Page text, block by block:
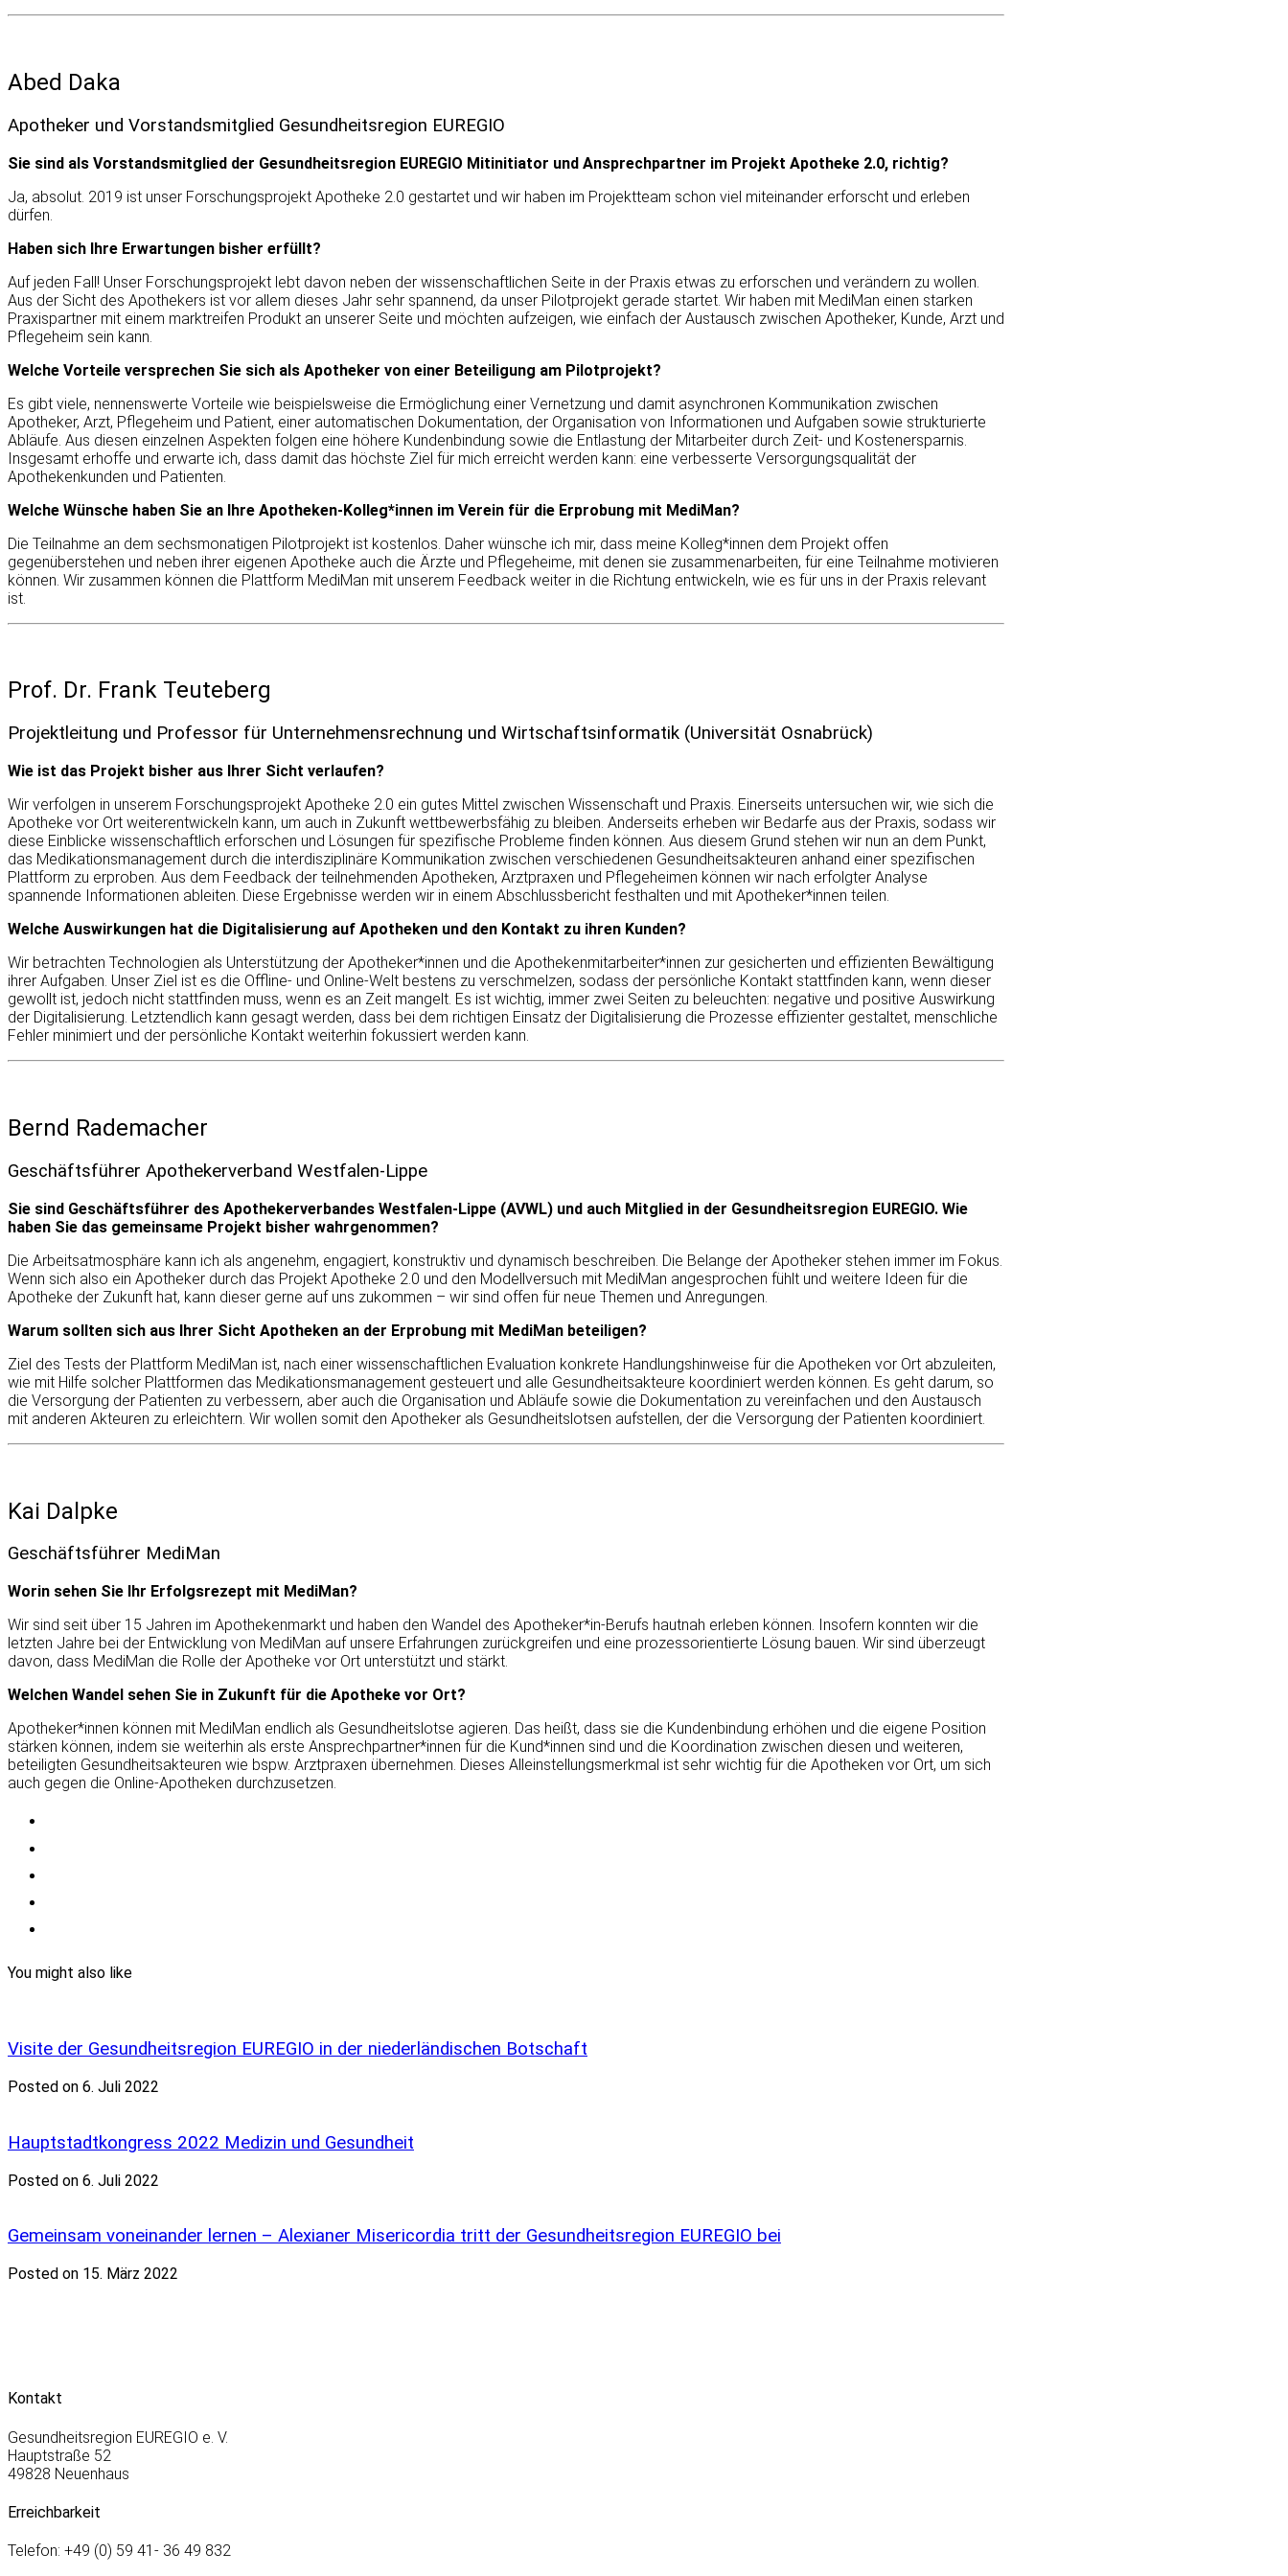
Abed Daka
Apotheker und Vorstandsmitglied Gesundheitsregion EUREGIO
Sie sind als Vorstandsmitglied der Gesundheitsregion EUREGIO Mitinitiator und Ansprechpartner im Projekt Apotheke 2.0, richtig?
Ja, absolut. 2019 ist unser Forschungsprojekt Apotheke 2.0 gestartet und wir haben im Projektteam schon viel miteinander erforscht und erleben
dürfen.
Haben sich Ihre Erwartungen bisher erfüllt?
Auf jeden Fall! Unser Forschungsprojekt lebt davon neben der wissenschaftlichen Seite in der Praxis etwas zu erforschen und verändern zu wollen.
Aus der Sicht des Apothekers ist vor allem dieses Jahr sehr spannend, da unser Pilotprojekt gerade startet. Wir haben mit MediMan einen starken
Praxispartner mit einem marktreifen Produkt an unserer Seite und möchten aufzeigen, wie einfach der Austausch zwischen Apotheker, Kunde, Arzt und
Pflegeheim sein kann.
Welche Vorteile versprechen Sie sich als Apotheker von einer Beteiligung am Pilotprojekt?
Es gibt viele, nennenswerte Vorteile wie beispielsweise die Ermöglichung einer Vernetzung und damit asynchronen Kommunikation zwischen
Apotheker, Arzt, Pflegeheim und Patient, einer automatischen Dokumentation, der Organisation von Informationen und Aufgaben sowie strukturierte
Abläufe. Aus diesen einzelnen Aspekten folgen eine höhere Kundenbindung sowie die Entlastung der Mitarbeiter durch Zeit- und Kostenersparnis.
Insgesamt erhoffe und erwarte ich, dass damit das höchste Ziel für mich erreicht werden kann: eine verbesserte Versorgungsqualität der
Apothekenkunden und Patienten.
Welche Wünsche haben Sie an Ihre Apotheken-Kolleg*innen im Verein für die Erprobung mit MediMan?
Die Teilnahme an dem sechsmonatigen Pilotprojekt ist kostenlos. Daher wünsche ich mir, dass meine Kolleg*innen dem Projekt offen
gegenüberstehen und neben ihrer eigenen Apotheke auch die Ärzte und Pflegeheime, mit denen sie zusammenarbeiten, für eine Teilnahme motivieren
können. Wir zusammen können die Plattform MediMan mit unserem Feedback weiter in die Richtung entwickeln, wie es für uns in der Praxis relevant
ist.
Prof. Dr. Frank Teuteberg
Projektleitung und Professor für Unternehmensrechnung und Wirtschaftsinformatik (Universität Osnabrück)
Wie ist das Projekt bisher aus Ihrer Sicht verlaufen?
Wir verfolgen in unserem Forschungsprojekt Apotheke 2.0 ein gutes Mittel zwischen Wissenschaft und Praxis. Einerseits untersuchen wir, wie sich die
Apotheke vor Ort weiterentwickeln kann, um auch in Zukunft wettbewerbsfähig zu bleiben. Anderseits erheben wir Bedarfe aus der Praxis, sodass wir
diese Einblicke wissenschaftlich erforschen und Lösungen für spezifische Probleme finden können. Aus diesem Grund stehen wir nun an dem Punkt,
das Medikationsmanagement durch die interdisziplinäre Kommunikation zwischen verschiedenen Gesundheitsakteuren anhand einer spezifischen
Plattform zu erproben. Aus dem Feedback der teilnehmenden Apotheken, Arztpraxen und Pflegeheimen können wir nach erfolgter Analyse
spannende Informationen ableiten. Diese Ergebnisse werden wir in einem Abschlussbericht festhalten und mit Apotheker*innen teilen.
Welche Auswirkungen hat die Digitalisierung auf Apotheken und den Kontakt zu ihren Kunden?
Wir betrachten Technologien als Unterstützung der Apotheker*innen und die Apothekenmitarbeiter*innen zur gesicherten und effizienten Bewältigung
ihrer Aufgaben. Unser Ziel ist es die Offline- und Online-Welt bestens zu verschmelzen, sodass der persönliche Kontakt stattfinden kann, wenn dieser
gewollt ist, jedoch nicht stattfinden muss, wenn es an Zeit mangelt. Es ist wichtig, immer zwei Seiten zu beleuchten: negative und positive Auswirkung
der Digitalisierung. Letztendlich kann gesagt werden, dass bei dem richtigen Einsatz der Digitalisierung die Prozesse effizienter gestaltet, menschliche
Fehler minimiert und der persönliche Kontakt weiterhin fokussiert werden kann.
Bernd Rademacher
Geschäftsführer Apothekerverband Westfalen-Lippe
Sie sind Geschäftsführer des Apothekerverbandes Westfalen-Lippe (AVWL) und auch Mitglied in der Gesundheitsregion EUREGIO. Wie
haben Sie das gemeinsame Projekt bisher wahrgenommen?
Die Arbeitsatmosphäre kann ich als angenehm, engagiert, konstruktiv und dynamisch beschreiben. Die Belange der Apotheker stehen immer im Fokus.
Wenn sich also ein Apotheker durch das Projekt Apotheke 2.0 und den Modellversuch mit MediMan angesprochen fühlt und weitere Ideen für die
Apotheke der Zukunft hat, kann dieser gerne auf uns zukommen – wir sind offen für neue Themen und Anregungen.
Warum sollten sich aus Ihrer Sicht Apotheken an der Erprobung mit MediMan beteiligen?
Ziel des Tests der Plattform MediMan ist, nach einer wissenschaftlichen Evaluation konkrete Handlungshinweise für die Apotheken vor Ort abzuleiten,
wie mit Hilfe solcher Plattformen das Medikationsmanagement gesteuert und alle Gesundheitsakteure koordiniert werden können. Es geht darum, so
die Versorgung der Patienten zu verbessern, aber auch die Organisation und Abläufe sowie die Dokumentation zu vereinfachen und den Austausch
mit anderen Akteuren zu erleichtern. Wir wollen somit den Apotheker als Gesundheitslotsen aufstellen, der die Versorgung der Patienten koordiniert.
Kai Dalpke
Geschäftsführer MediMan
Worin sehen Sie Ihr Erfolgsrezept mit MediMan?
Wir sind seit über 15 Jahren im Apothekenmarkt und haben den Wandel des Apotheker*in-Berufs hautnah erleben können. Insofern konnten wir die
letzten Jahre bei der Entwicklung von MediMan auf unsere Erfahrungen zurückgreifen und eine prozessorientierte Lösung bauen. Wir sind überzeugt
davon, dass MediMan die Rolle der Apotheke vor Ort unterstützt und stärkt.
Welchen Wandel sehen Sie in Zukunft für die Apotheke vor Ort?
Apotheker*innen können mit MediMan endlich als Gesundheitslotse agieren. Das heißt, dass sie die Kundenbindung erhöhen und die eigene Position
stärken können, indem sie weiterhin als erste Ansprechpartner*innen für die Kund*innen sind und die Koordination zwischen diesen und weiteren,
beteiligten Gesundheitsakteuren wie bspw. Arztpraxen übernehmen. Dieses Alleinstellungsmerkmal ist sehr wichtig für die Apotheken vor Ort, um sich
auch gegen die Online-Apotheken durchzusetzen.
You might also like
Visite der Gesundheitsregion EUREGIO in der niederländischen Botschaft
Posted on 6. Juli 2022
Hauptstadtkongress 2022 Medizin und Gesundheit
Posted on 6. Juli 2022
Gemeinsam voneinander lernen – Alexianer Misericordia tritt der Gesundheitsregion EUREGIO bei
Posted on 15. März 2022
Kontakt
Gesundheitsregion EUREGIO e. V.
Hauptstraße 52
49828 Neuenhaus
Erreichbarkeit
Telefon: +49 (0) 59 41- 36 49 832